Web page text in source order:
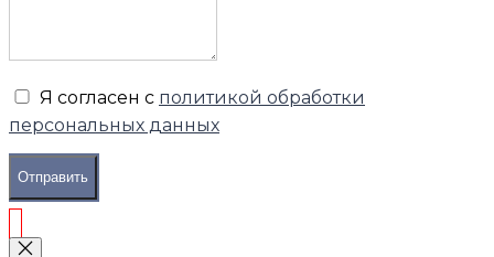
Я согласен с политикой обработки
персональных данных
Отправить